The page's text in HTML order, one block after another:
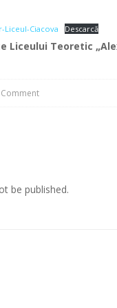
Ciacova
Descarcă
Teoretic
be published.